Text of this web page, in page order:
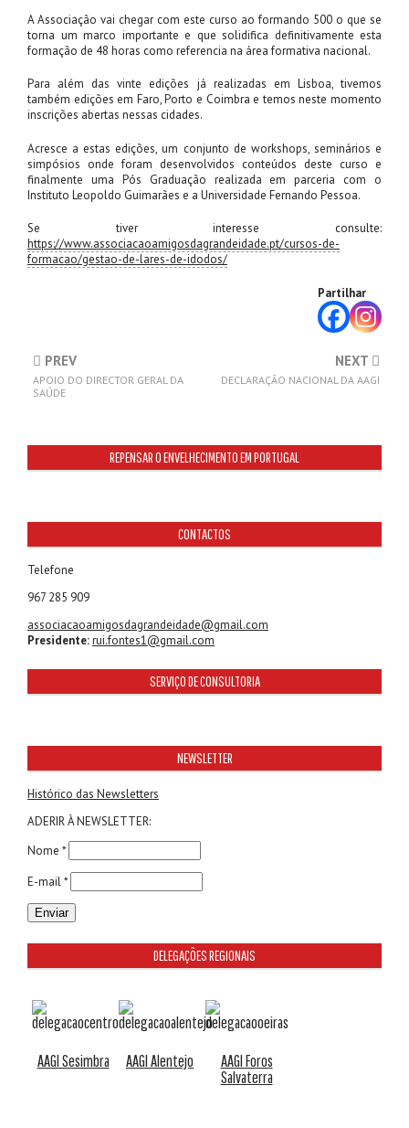
A Associação vai chegar com este curso ao formando 500 o que se
torna um marco importante e que solidifica definitivamente esta
formação de 48 horas como referencia na área formativa nacional.
Para além das vinte edições já realizadas em Lisboa, tivemos
também edições em Faro, Porto e Coimbra e temos neste momento
inscrições abertas nessas cidades.
Acresce a estas edições, um conjunto de workshops, seminários e
simpósios onde foram desenvolvidos conteúdos deste curso e
finalmente uma Pós Graduação realizada em parceria com o
Instituto Leopoldo Guimarães e a Universidade Fernando Pessoa.
Se tiver interesse consulte:
https://www.associacaoamigosdagrandeidade.pt/cursos-de-
formacao/gestao-de-lares-de-idodos/
Partilhar
PREV
APOIO DO DIRECTOR GERAL DA
SAÚDE
NEXT
DECLARAÇÃO NACIONAL DA AAGI
REPENSAR O ENVELHECIMENTO EM PORTUGAL
CONTACTOS
Telefone
967 285 909
associacaoamigosdagrandeidade@gmail.com
Presidente:rui.fontes1@gmail.com
SERVIÇO DE CONSULTORIA
NEWSLETTER
Histórico das Newsletters
ADERIR À NEWSLETTER:
Nome *
E-mail *
DELEGAÇÕES REGIONAIS
AAGI Sesimbra AAGI Alentejo
AAGI Foros
Salvaterra